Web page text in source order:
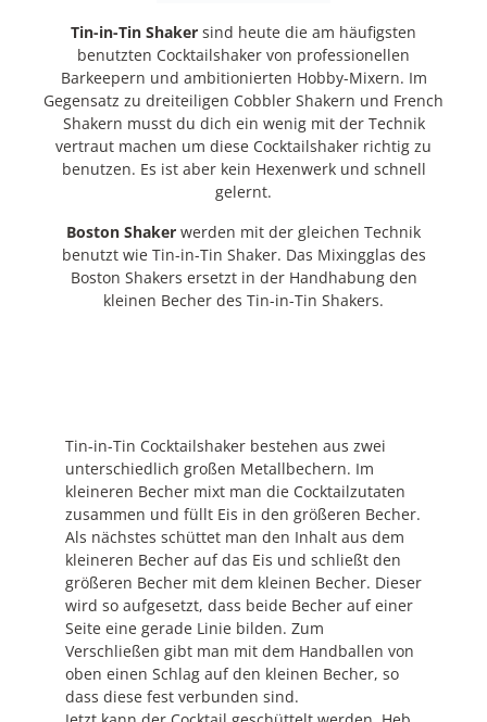
Tin-in-Tin Shaker sind heute die am häufigsten
benutzten Cocktailshaker von professionellen
Barkeepern und ambitionierten Hobby-Mixern. Im
Gegensatz zu dreiteiligen Cobbler Shakern und French
Shakern musst du dich ein wenig mit der Technik
vertraut machen um diese Cocktailshaker richtig zu
benutzen. Es ist aber kein Hexenwerk und schnell
gelernt.
Boston Shaker werden mit der gleichen Technik
benutzt wie Tin-in-Tin Shaker. Das Mixingglas des
Boston Shakers ersetzt in der Handhabung den
kleinen Becher des Tin-in-Tin Shakers.
Tin-in-Tin Cocktailshaker bestehen aus zwei
unterschiedlich großen Metallbechern. Im
kleineren Becher mixt man die Cocktailzutaten
zusammen und füllt Eis in den größeren Becher.
Als nächstes schüttet man den Inhalt aus dem
kleineren Becher auf das Eis und schließt den
größeren Becher mit dem kleinen Becher. Dieser
wird so aufgesetzt, dass beide Becher auf einer
Seite eine gerade Linie bilden. Zum
Verschließen gibt man mit dem Handballen von
oben einen Schlag auf den kleinen Becher, so
dass diese fest verbunden sind.